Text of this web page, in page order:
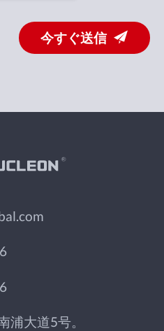
今すぐ送信
浦大道5号。